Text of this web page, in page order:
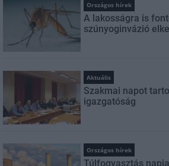
Országos hírek
A lakosságra is
szúnyoginvázió
Aktuális
Szakmai napot
igazgatóság
Országos hírek
Túlfogyasztás